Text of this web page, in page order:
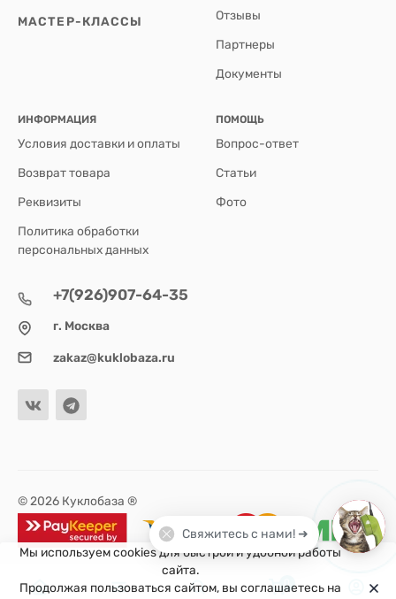
МАСТЕР-КЛАССЫ Отзывы
Партнеры
Документы
ИНФОРМАЦИЯ
Условия доставки и оплаты
Возврат товара
Реквизиты
Политика обработки
персональных данных
ПОМОЩЬ
Вопрос-ответ
Статьи
Фото
+7(926)907-64-35
г. Москва
zakaz@kuklobaza.ru
© 2026 Куклобаза ®
Мы используем cookies для быстрой и удобной работы
сайта.
Продолжая пользоваться сайтом, вы соглашаетесь на
0
Свяжитесь с нами! ➜